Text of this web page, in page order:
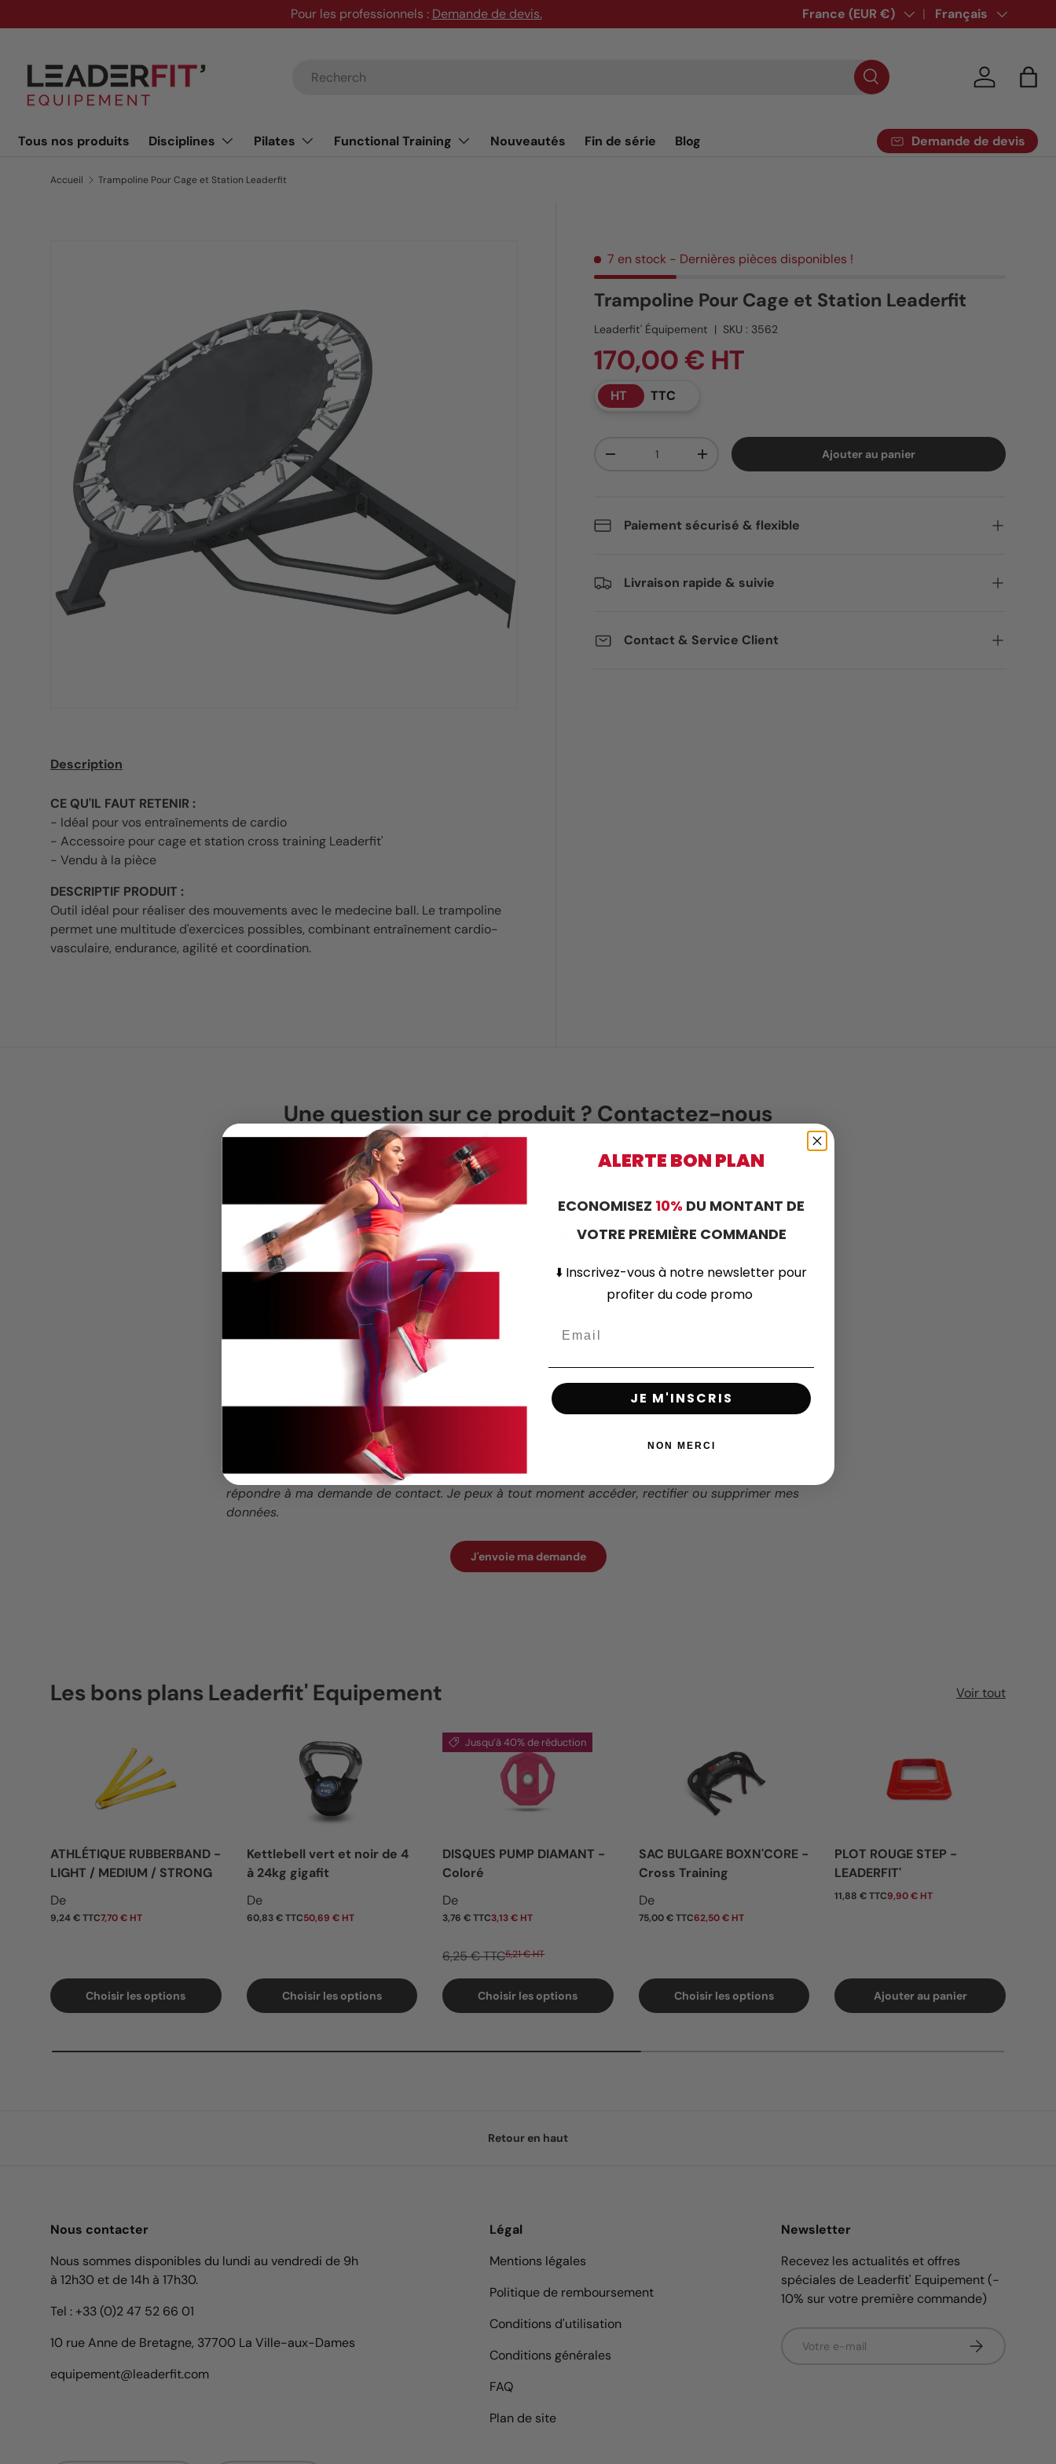
Aller au contenu
Pour les professionnels : Demande de devis. Pays
France (EUR €) LangueFrançais
Se
Tous nos produits Disciplines Pilates Functional Training Nouveautés Fin de série Blog Demande de devis
Accueil Trampoline Pour Cage et Station Leaderfit
7 en stock - Dernières pièces disponibles !
Trampoline Pour Cage et Station Leaderfit
Leaderfit' Équipement |SKU : 3562
170,00 € HT
HT TTC
Diminuer la quantitéAugmenter la quantitéAjouter au panier
Paiement sécurisé & flexible
Livraison rapide & suivie
Contact & Service Client
Description
CE QU'IL FAUT RETENIR :
- Idéal pour vos entraînements de cardio
- Accessoire pour cage et station cross training Leaderfit'
- Vendu à la pièce
DESCRIPTIF PRODUIT :
Outil idéal pour réaliser des mouvements avec le medecine ball. Le trampoline
permet une multitude d'exercices possibles, combinant entraînement cardio-
vasculaire, endurance, agilité et coordination.
Une question sur ce produit ? Contactez-nous
Téléphone Code postal
En soumettant ce formulaire, j’accepte que Leaderfit Équipement utilise mes informations pour
répondre à ma demande de contact. Je peux à tout moment accéder, rectifier ou supprimer mes
données.
J'envoie ma demande
Les bons plans Leaderfit' Equipement Voir tout
ATHLÉTIQUE RUBBERBAND -
LIGHT / MEDIUM / STRONG
Prix habituel
De
9,24 € TTC7,70 € HT
Choisir les options
Kettlebell vert et noir de 4
à 24kg gigafit
Prix habituel
De
60,83 € TTC50,69 € HT
Choisir les options
Jusqu’à 40% de réduction
DISQUES PUMP DIAMANT -
Coloré
Prix soldé
De
3,76 € TTC3,13 € HT
6,25 € TTC5,21 € HT
Choisir les options
SAC BULGARE BOXN'CORE -
Cross Training
Prix habituel
De
75,00 € TTC62,50 € HT
Choisir les options
PLOT ROUGE STEP -
LEADERFIT'
Prix habituel
11,88 € TTC9,90 € HT
Ajouter au panier
Retour en haut
Nous contacter
Nous sommes disponibles du lundi au vendredi de 9h
à 12h30 et de 14h à 17h30.
Tel : +33 (0)2 47 52 66 01
10 rue Anne de Bretagne, 37700 La Ville-aux-Dames
equipement@leaderfit.com
Légal
Mentions légales
Politique de remboursement
Conditions d'utilisation
Conditions générales
FAQ
Plan de site
Newsletter
Recevez les actualités et offres
spéciales de Leaderfit' Equipement (-
10% sur votre première commande)
S’inscrire
ALERTE BON PLAN
ECONOMISEZ 10% DU MONTANT DE
VOTRE PREMIÈRE COMMANDE
⬇️ Inscrivez-vousà notre newsletter pour
profiter du code promo
JE M'INSCRIS
NON MERCI